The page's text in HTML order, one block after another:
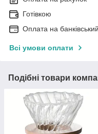
Готівкою
Оплата на
Всі умови оплати
Подібні товари